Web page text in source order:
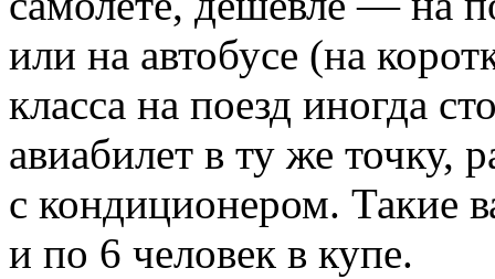
или на автобусе (на
класса на поезд иногда
авиабилет в ту же точку,
с кондиционером. Такие
и по 6 человек в купе.